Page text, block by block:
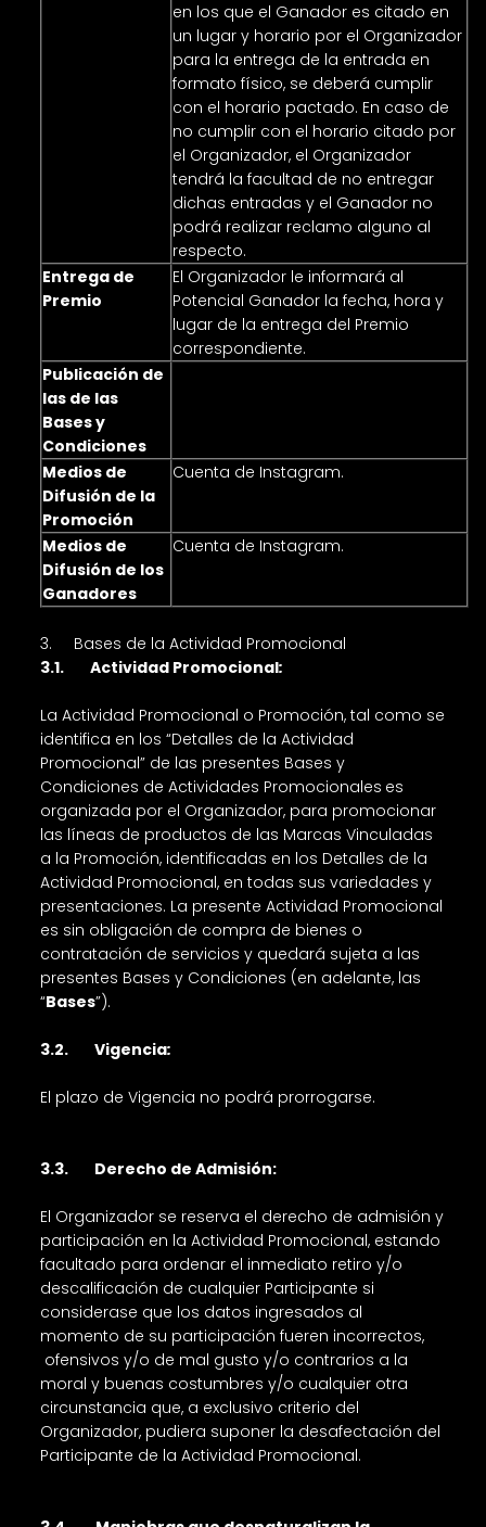
en los que el Ganador es citado en
un lugar y horario por el Organizador
para la entrega de la entrada en
formato físico, se deberá cumplir
con el horario pactado. En caso de
no cumplir con el horario citado por
el Organizador, el Organizador
tendrá la facultad de no entregar
dichas entradas y el Ganador no
podrá realizar reclamo alguno al
respecto.
Entrega de
Premio
El Organizador le informará al
Potencial Ganador la fecha, hora y
lugar de la entrega del Premio
correspondiente.
Publicación de
las de las
Bases y
Condiciones
Medios de
Difusión de la
Promoción
Cuenta de Instagram.
Medios de
Difusión de los
Ganadores
Cuenta de Instagram.
3. Bases de la Actividad Promocional
3.1. Actividad Promocional:
La Actividad Promocional o Promoción, tal como se
identifica en los “Detalles de la Actividad
Promocional” de las presentes Bases y
Condiciones de Actividades Promocionales es
organizada por el Organizador, para promocionar
las líneas de productos de las Marcas Vinculadas
a la Promoción, identificadas en los Detalles de la
Actividad Promocional, en todas sus variedades y
presentaciones. La presente Actividad Promocional
es sin obligación de compra de bienes o
contratación de servicios y quedará sujeta a las
presentes Bases y Condiciones (en adelante, las
“Bases”).
3.2. Vigencia:
El plazo de Vigencia no podrá prorrogarse.
3.3. Derecho de Admisión:
El Organizador se reserva el derecho de admisión y
participación en la Actividad Promocional, estando
facultado para ordenar el inmediato retiro y/o
descalificación de cualquier Participante si
considerase que los datos ingresados al
momento de su participación fueren incorrectos,
ofensivos y/o de mal gusto y/o contrarios a la
moral y buenas costumbres y/o cualquier otra
circunstancia que, a exclusivo criterio del
Organizador, pudiera suponer la desafectación del
Participante de la Actividad Promocional.